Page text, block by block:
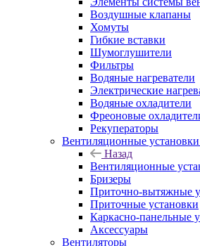
Воздушные клапаны
Хомуты
Гибкие вставки
Шумоглушители
Фильтры
Водяные нагреватели
Электрические
Водяные охладители
Фреоновые
Рекуператоры
Вентиляционные установки
Назад
Вентиляционные
Бризеры
Приточно-вытяжные
Приточные установки
Каркасно-панельные
Аксессуары
Вентиляторы